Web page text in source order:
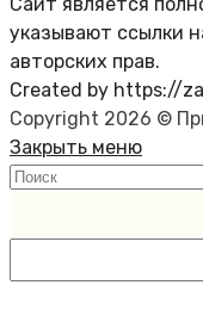
указывают ссылки
авторских прав.
Created by https://
Copyright 2026 ©
Закрыть меню